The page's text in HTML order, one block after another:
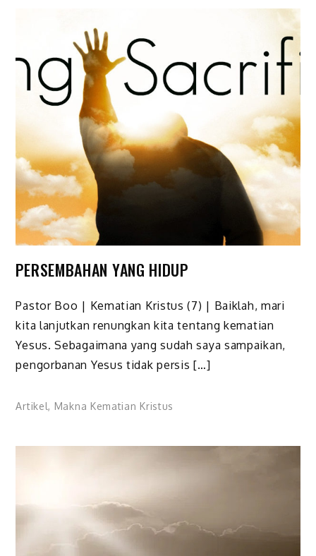
PERSEMBAHAN YANG HIDUP
Pastor Boo | Kematian Kristus (7) | Baiklah, mari
kita lanjutkan renungkan kita tentang kematian
Yesus. Sebagaimana yang sudah saya sampaikan,
pengorbanan Yesus tidak persis […]
Artikel, Makna Kematian Kristus